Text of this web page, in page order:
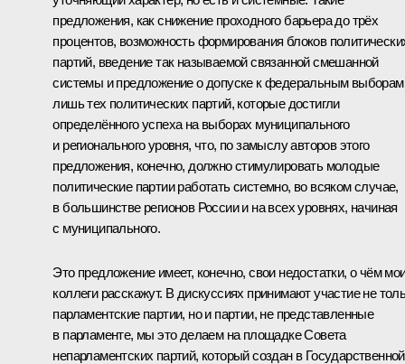
предложения, как снижение проходного барьера до трёх
процентов, возможность формирования блоков
партий, введение так называемой связанной смешанной
системы и предложение о допуске к федеральным выборам
лишь тех политических партий, которые достигли
определённого успеха на выборах муниципального
и регионального уровня, что, по замыслу авторов этого
предложения, конечно, должно стимулировать молодые
политические партии работать системно, во всяком случае,
в большинстве регионов России и на всех уровнях, начиная
с муниципального.
Это предложение имеет, конечно, свои недостатки, о чём
коллеги расскажут. В дискуссиях принимают участие не
парламентские партии, но и партии, не представленные
в парламенте, мы это делаем на площадке Совета
непарламентских партий, который создан в Государственной